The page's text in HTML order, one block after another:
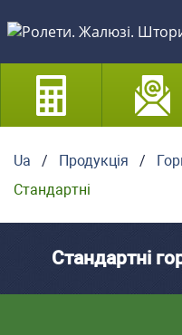
Ua / Продукція /
Стандартні
Стандартні